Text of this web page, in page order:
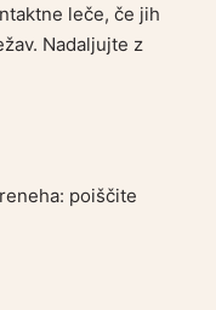
leče, če jih
Nadaljujte z
poiščite